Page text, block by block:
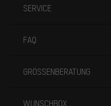
SERVICE
FAQ
GRÖSSENBERATUNG
WUNSCHBOX